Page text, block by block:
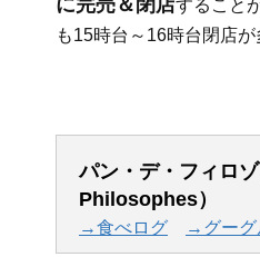
すること
も15時台～16時台閉店が
パン・デ・フィロ
Philosophes）
→食べログ →グーグ